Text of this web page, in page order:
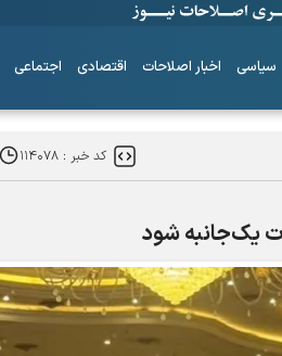
سیاسی اخبار اصلاحات اقتصادی اجتماعی
کد خبر :۱۱۴۰۷۸
یک‌جانبه شود